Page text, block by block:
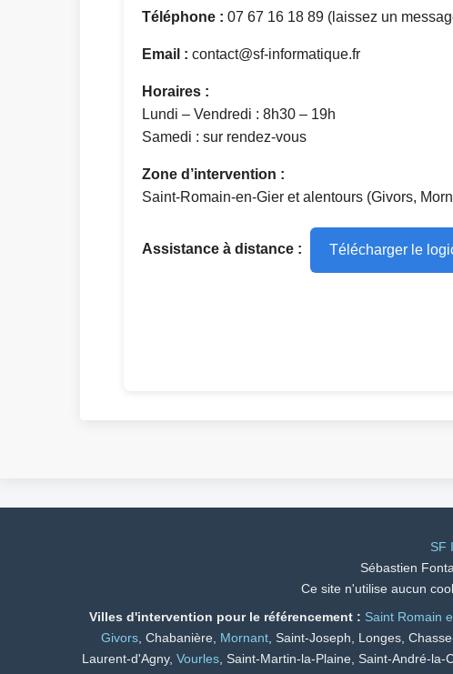
Téléphone : 07 67 16 18 89 (laissez un
Email : contact@sf-informatique.fr
Horaires :
Lundi – Vendredi : 8h30 – 19h
Samedi : sur rendez-vous
Zone d’intervention :
Saint-Romain-en-Gier et alentours (Givors,
Assistance à distance : Télécharger le
SF
Sébastien
Ce site n'utilise aucun
Villes d'intervention pour le référencement : Saint Romain
Givors, Chabanière, Mornant, Saint-Joseph, Longes,
Laurent-d'Agny, Vourles , Saint-Martin-la-Plaine, Saint-André-la-